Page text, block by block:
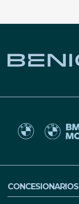
CONCESIONARIOS